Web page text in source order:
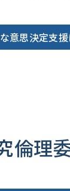
意思決定支
倫理